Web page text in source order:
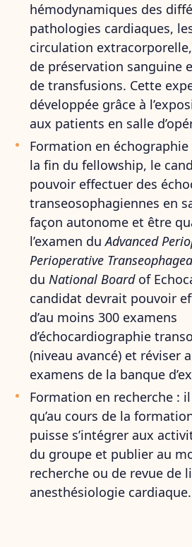
hémodynamiques des
pathologies cardiaques,
circulation
de préservation sanguine
de transfusions. Cette
développée grâce à
aux patients en salle
Formation en
la fin du fellowship, le
pouvoir effectuer des
transeosophagiennes en
façon autonome et être
l’examen du Advanced
Perioperative
du National Boardof
candidat devrait pouvoir
d’au moins 300 examens
d’échocardiographie
(niveau avancé) et réviser
examens de la banque
Formation en recherche :
qu’au cours de la
puisse s’intégrer aux
du groupe et publier au
recherche ou de revue de
anesthésiologie cardiaque.